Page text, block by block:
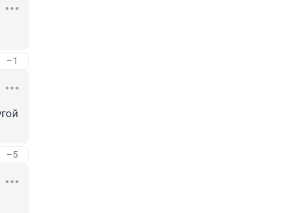
–1
–5